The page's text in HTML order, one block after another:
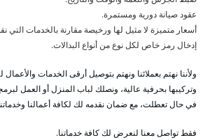
عقود صيانة دورية ومستمرة.
أسعار متميزة لا مثيل لها ورخيصة مقارنة بالخدمات التي
إدخال رمز خاص لكل نوع من أنواع البدالات.
ولأننا نهتم بعملائنا ونهتم بتوصيل أرقى الخدمات
وتركيبها بحرفية عالية، ونصلك لباب المنزل أو العمل
في حال تعطلت، مع ضمان نقدمه لك لكافة أعمالنا وخدماتنا
فقط تواصل معنا لنعرض لك كافة خدماتنا.